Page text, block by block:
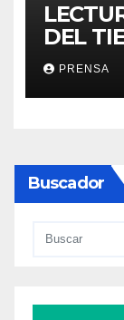
DEL
PRENSA
Buscador